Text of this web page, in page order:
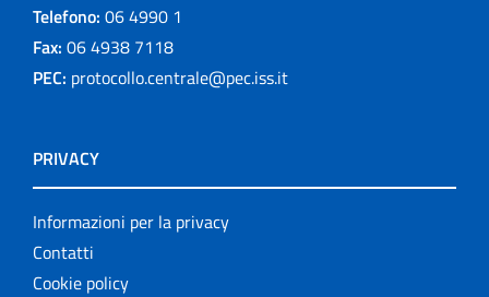
Telefono: 06 4990 1
Fax: 06 4938 7118
PEC: protocollo.centrale@pec.iss.it
PRIVACY
Informazioni per la privacy
Contatti
Cookie policy